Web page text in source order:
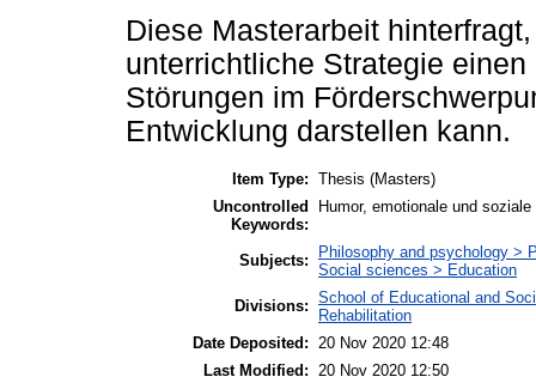
Diese Masterarbeit
unterrichtliche Strategie
Störungen im
Entwicklung darstellen kann.
Item Type: Thesis (Masters)
Uncontrolled
Keywords:
Humor, emotionale und
Subjects:
Philosophy and psychology >
Social sciences > Education
Divisions: School of Educational and
Rehabilitation
Date Deposited:
20 Nov 2020 12:48
Last Modified:
20 Nov 2020 12:50